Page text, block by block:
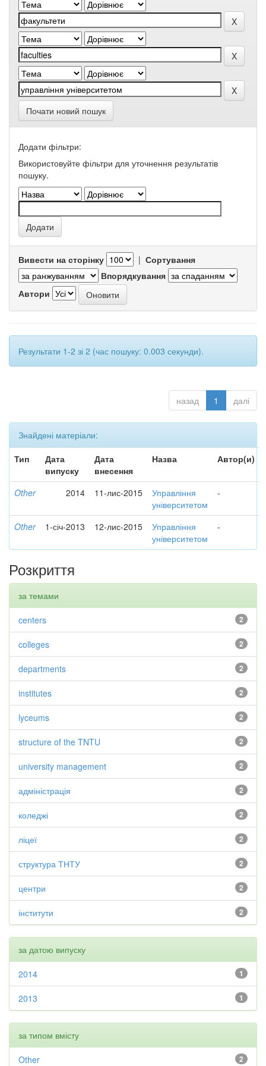
Почати новий пошук
Додати фільтри:
Використовуйте фільтри для уточнення результатів
пошуку.
Вивести на сторінку | Сортування
Впорядкування
Автори
Результати 1-2 зі 2 (час пошуку: 0.003 секунди).
назад 1 далі
Знайдені матеріали:
Тип
Дата
випуску
Дата
внесення
Назва Автор(и)
Other 2014 11-лис-2015
Управління
університетом
-
Other 1-січ-2013 12-лис-2015
Управління
університетом
-
Розкриття
за темами
2
centers
2
colleges
2
departments
2
institutes
2
lyceums
2
structure of the TNTU
2
university management
2
адміністрація
2
коледжі
2
ліцеї
2
структура ТНТУ
2
центри
2
інститути
за датою випуску
1
2014
1
2013
за типом вмісту
2
Other